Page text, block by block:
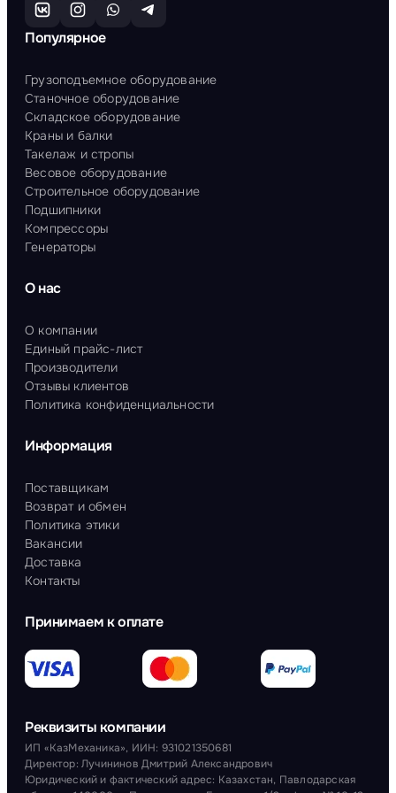
Популярное
Грузоподъемное оборудование
Станочное оборудование
Складское оборудование
Краны и балки
Такелаж и стропы
Весовое оборудование
Строительное оборудование
Подшипники
Компрессоры
Генераторы
О нас
О компании
Единый прайс-лист
Производители
Отзывы клиентов
Политика конфиденциальности
Информация
Поставщикам
Возврат и обмен
Политика этики
Вакансии
Доставка
Контакты
Принимаем к оплате
Реквизиты компании
ИП «КазМеханика», ИИН: 931021350681
Директор: Лучининов Дмитрий Александрович
Юридический и фактический адрес: Казахстан, Павлодарская